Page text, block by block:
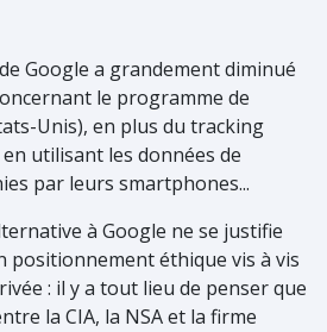
Google a grandement diminué
le programme de
Unis), en plus du tracking
utilisant les données de
par leurs smartphones...
à Google ne se justifie
positionnement éthique vis à vis
: il y a tout lieu de penser que
la CIA, la NSA et la firme